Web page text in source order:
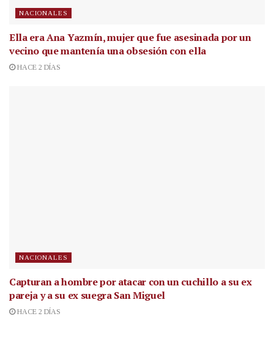
NACIONALES
Ella era Ana Yazmín, mujer que fue asesinada por un
vecino que mantenía una obsesión con ella
HACE 2 DÍAS
NACIONALES
Capturan a hombre por atacar con un cuchillo a su ex
pareja y a su ex suegra San Miguel
HACE 2 DÍAS